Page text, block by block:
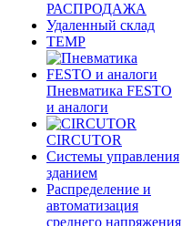
РАСПРОДАЖА
Удаленный склад
TEMP
Пневматика FESTO
и аналоги
CIRCUTOR
Системы управления
зданием
Распределение и
автоматизация
среднего напряжения